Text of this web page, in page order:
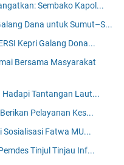
Sembako Kapol...
Dana untuk Sumut–S...
Kepri Galang Dona...
Bersama Masyarakat
Tantangan Laut...
Pelayanan Kes...
Sosialisasi Fatwa MU...
Tinjul Tinjau Inf...